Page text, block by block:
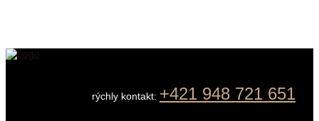
rýchly kontakt: +421 948 721 651